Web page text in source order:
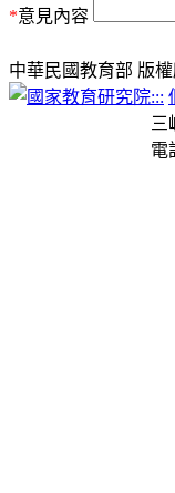
*意見內容
中華民國教育部 版權
:::
三
電